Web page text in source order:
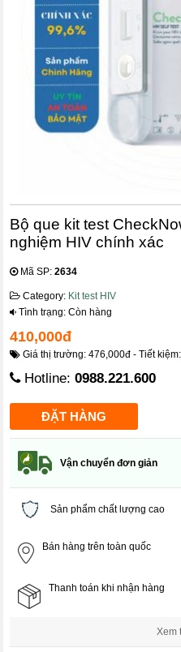
Bộ que kit test
nghiệm HIV chính xác
Mã SP:2634
Category: Kit test HIV
Tình trạng: Còn hàng
410,000đ
Giá thị trường: 476,000đ - Tiết
Hotline:0988.221.600
Vận chuyển đơn giản
Sản phẩm chất lượng cao
Bán hàng trên toàn quốc
Thanh toán khi nhận hàng
Xem